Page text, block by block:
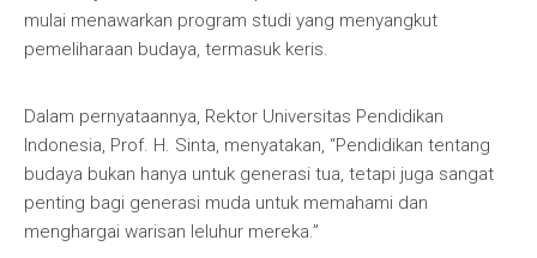
mulai menawarkan program studi yang menyangkut
pemeliharaan budaya, termasuk keris.
Dalam pernyataannya, Rektor Universitas Pendidikan
Indonesia, Prof. H. Sinta, menyatakan, “Pendidikan tentang
budaya bukan hanya untuk generasi tua, tetapi juga sangat
penting bagi generasi muda untuk memahami dan
menghargai warisan leluhur mereka.”